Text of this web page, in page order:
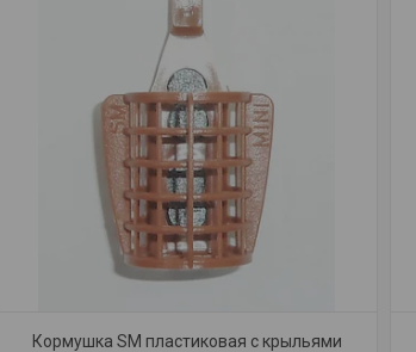
Кормушка SM пластиковая с крыльями